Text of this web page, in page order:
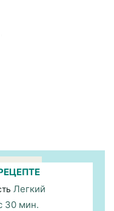
Легкий
30 мин.